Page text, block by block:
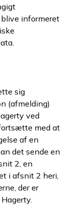
informeret
sig
(afmelding)
ved
med at
af en
det sende en
2, en
i afsnit 2 heri,
der er